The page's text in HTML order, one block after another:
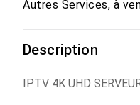
Autres Services, à
Description
IPTV 4K UHD